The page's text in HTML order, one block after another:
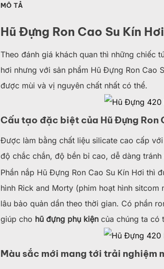
MÔ TẢ
Hũ Đựng Ron Cao Su Kín
Theo đánh giá khách quan thì những chiếc
hơi nhưng với sản phẩm Hũ Đựng Ron
được mùi và vị nguyên chất nhất có thể.
Cấu tạo đặc biệt của Hũ Đựng Ron
Được làm bằng chất liệu silicate cao cấp
độ chắc chắn, độ bền bỉ cao, dễ dàng
Phần nắp Hũ Đựng Ron Cao Su Kín Hơi thì
hình Rick and Morty (phim hoạt hình
lâu bảo quản dần theo thời gian. Có phần
giúp cho hũ đựng phụ kiện của chúng ta có
Màu sắc mới mang tới trải nghiệm